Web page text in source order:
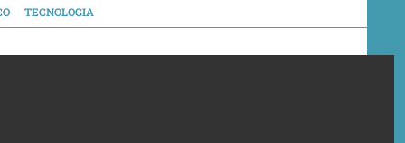
TECNOLOGIA